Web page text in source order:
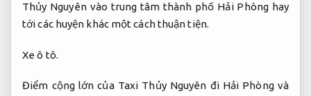
Thủy Nguyên vào trung tâm thành phố Hải Phòng hay
tới các huyện khác một cách thuận tiện.
Xe ô tô.
Điểm cộng lớn của Taxi Thủy Nguyên đi Hải Phòng và